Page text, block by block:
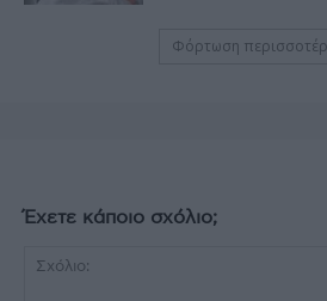
Φόρτωση
Έχετε κάποιο σχόλιο;